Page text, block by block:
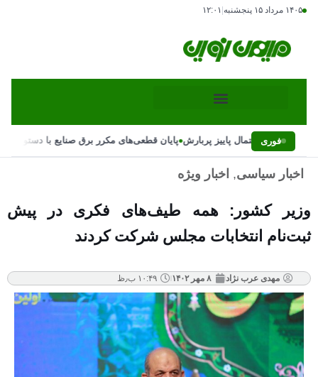
۱۴۰۵ مرداد ۱۵ پنجشنبه ۱۲:۰۱
فوری
بارش‌ها و احتمال پاییز پربارش•پایان قطعی‌های مکرر برق صنایع با دستور
اخبار سیاسی, اخبار ویژه
وزیر کشور: همه طیف‌های فکری در پیش
ثبت‌نام انتخابات مجلس شرکت کردند
مهدی عرب نژاد ۸ مهر ۱۴۰۲ ۱۰:۴۹ ب٫ظ